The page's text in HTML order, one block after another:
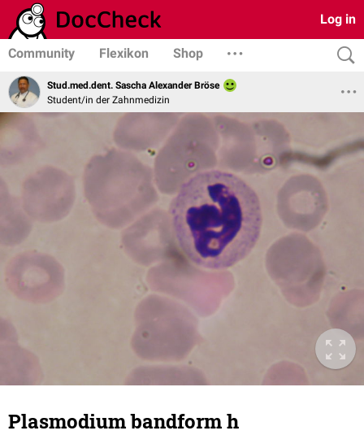
Log in
Community Flexikon Shop
Stud.med.dent. Sascha Alexander Bröse
Student/in der Zahnmedizin
Plasmodium bandform h